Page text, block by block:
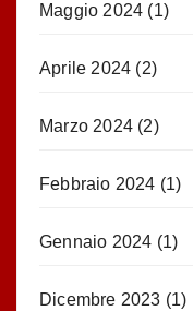
Maggio 2024 (1)
Aprile 2024 (2)
Marzo 2024 (2)
Febbraio 2024 (1)
Gennaio 2024 (1)
Dicembre 2023 (1)